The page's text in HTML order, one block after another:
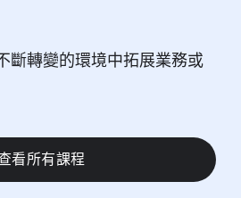
斷​轉變​的​環境​中拓展​業務​或​
看​所有​課程